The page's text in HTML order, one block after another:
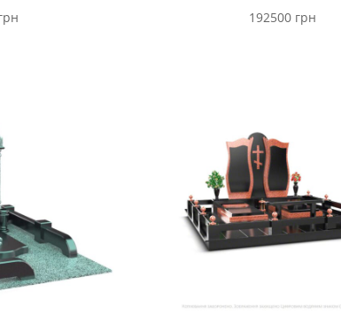
192500 грн